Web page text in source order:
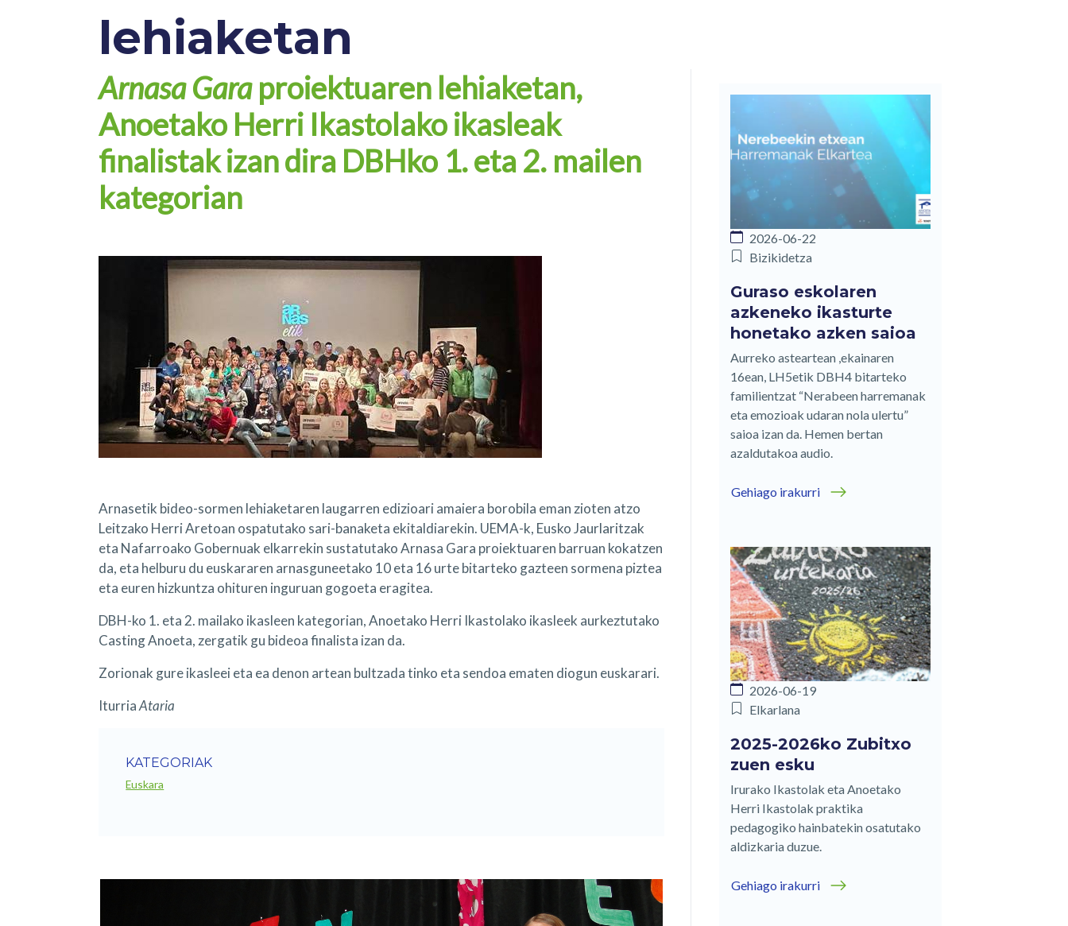
lehiaketan
Arnasa Garaproiektuaren lehiaketan,
Anoetako Herri Ikastolako ikasleak
finalistak izan dira DBHko 1. eta 2. mailen
kategorian
Arnasetik bideo-sormen lehiaketaren laugarren edizioari amaiera borobila eman zioten atzo
Leitzako Herri Aretoan ospatutako sari-banaketa ekitaldiarekin. UEMA-k, Eusko Jaurlaritzak
eta Nafarroako Gobernuak elkarrekin sustatutako Arnasa Gara proiektuaren barruan kokatzen
da, eta helburu du euskararen arnasguneetako 10 eta 16 urte bitarteko gazteen sormena piztea
eta euren hizkuntza ohituren inguruan gogoeta eragitea.
DBH-ko 1. eta 2. mailako ikasleen kategorian, Anoetako Herri Ikastolako ikasleek aurkeztutako
Casting Anoeta, zergatik gu bideoa finalista izan da.
Zorionak gure ikasleei eta ea denon artean bultzada tinko eta sendoa ematen diogun euskarari.
IturriaAtaria
KATEGORIAK
Euskara
2026-06-22
Bizikidetza
Guraso eskolaren
azkeneko ikasturte
honetako azken saioa
Aurreko asteartean ,ekainaren
16ean, LH5etik DBH4 bitarteko
familientzat “Nerabeen harremanak
eta emozioak udaran nola ulertu”
saioa izan da. Hemen bertan
azaldutakoa audio.
Gehiago irakurri
2026-06-19
Elkarlana
2025-2026ko Zubitxo
zuen esku
Irurako Ikastolak eta Anoetako
Herri Ikastolak praktika
pedagogiko hainbatekin osatutako
aldizkaria duzue.
Gehiago irakurri